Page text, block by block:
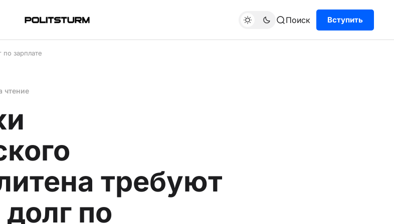
Поиск Вступить
по зарплате
чтение
требуют
по